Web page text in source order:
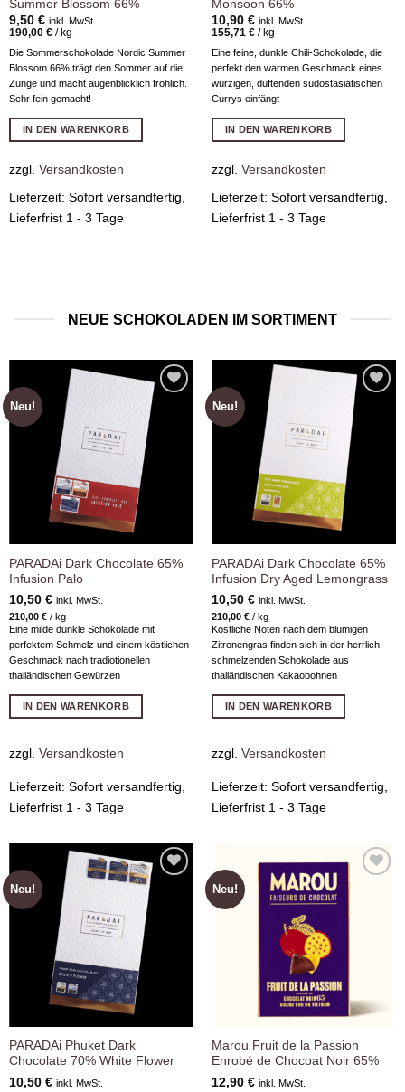
Summer Blossom 66%
9,50 € inkl. MwSt.
190,00 €/ kg
Die Sommerschokolade Nordic Summer
Blossom 66% trägt den Sommer auf die
Zunge und macht augenblicklich fröhlich.
Sehr fein gemacht!
IN DEN WARENKORB
zzgl. Versandkosten
Lieferzeit: Sofort versandfertig,
Lieferfrist 1 - 3 Tage
Monsoon 66%
10,90 € inkl. MwSt.
155,71 €/ kg
Eine feine, dunkle Chili-Schokolade, die
perfekt den warmen Geschmack eines
würzigen, duftenden südostasiatischen
Currys einfängt
IN DEN WARENKORB
zzgl. Versandkosten
Lieferzeit: Sofort versandfertig,
Lieferfrist 1 - 3 Tage
NEUE SCHOKOLADEN IM SORTIMENT
Neu!
Zur
Wunschliste
hinzufügen
PARADAi Dark Chocolate 65%
Infusion Palo
10,50 € inkl. MwSt.
210,00 €/ kg
Eine milde dunkle Schokolade mit
perfektem Schmelz und einem köstlichen
Geschmack nach tradiotionellen
thailändischen Gewürzen
IN DEN WARENKORB
zzgl. Versandkosten
Lieferzeit: Sofort versandfertig,
Lieferfrist 1 - 3 Tage
Neu!
Zur
Wunschliste
hinzufügen
PARADAi Dark Chocolate 65%
Infusion Dry Aged Lemongrass
10,50 € inkl. MwSt.
210,00 €/ kg
Köstliche Noten nach dem blumigen
Zitronengras finden sich in der herrlich
schmelzenden Schokolade aus
thailändischen Kakaobohnen
IN DEN WARENKORB
zzgl. Versandkosten
Lieferzeit: Sofort versandfertig,
Lieferfrist 1 - 3 Tage
Neu!
Zur
Wunschliste
hinzufügen
PARADAi Phuket Dark
Chocolate 70% White Flower
10,50 € inkl. MwSt.
Neu!
Wunschliste
Marou Fruit de la Passion
Enrobé de Chocoat Noir 65%
12,90 € inkl. MwSt.